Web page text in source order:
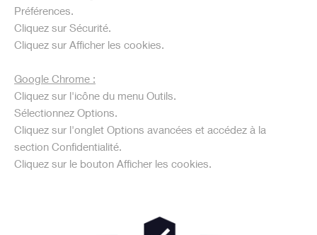
Préférences.
Cliquez sur Sécurité.
Cliquez sur Afficher les cookies.
Google Chrome :
Cliquez sur l'icône du menu Outils.
Sélectionnez Options.
Cliquez sur l'onglet Options avancées et accédez à la
section Confidentialité.
Cliquez sur le bouton Afficher les cookies.